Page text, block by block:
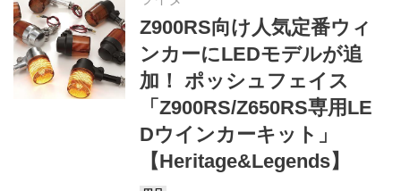
Z900RS向け人気定番ウィ
ンカーにLEDモデルが追
加！ ポッシュフェイス
「Z900RS/Z650RS専用LE
Dウインカーキット」
【Heritage&Legends】